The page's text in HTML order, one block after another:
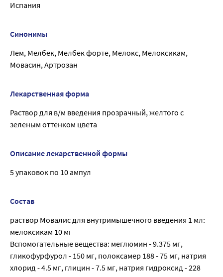
Испания
Синонимы
Лем, Мелбек, Мелбек форте, Мелокс, Мелоксикам,
Мовасин, Артрозан
Лекарственная форма
Раствор для в/м введения прозрачный, желтого с
зеленым оттенком цвета
Описание лекарственной формы
5 упаковок по 10 ампул
Состав
раствор Мовалис для внутримышечного введения 1 мл:
мелоксикам 10 мг
Вспомогательные вещества: меглюмин - 9.375 мг,
гликофурфурол - 150 мг, полоксамер 188 - 75 мг, натрия
хлорид - 4.5 мг, глицин - 7.5 мг, натрия гидроксид - 228